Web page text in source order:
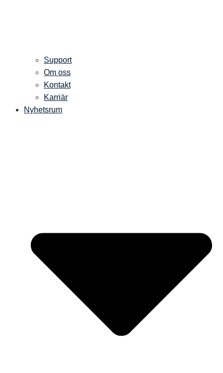
Support
Om oss
Kontakt
Karriär
Nyhetsrum